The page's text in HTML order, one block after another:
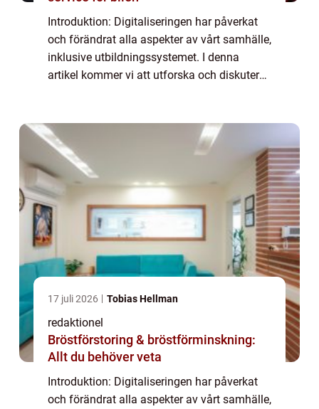
Introduktion: Digitaliseringen har påverkat
och förändrat alla aspekter av vårt samhälle,
inklusive utbildningssystemet. I denna
artikel kommer vi att utforska och diskutera
17 juli 2026 Tobias Hellman
redaktionel
Bröstförstoring & bröstförminskning:
Allt du behöver veta
Introduktion: Digitaliseringen har påverkat
och förändrat alla aspekter av vårt samhälle,